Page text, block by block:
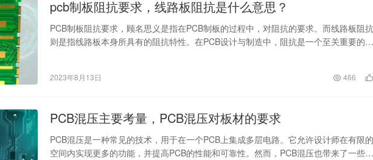
pcb制板阻抗要求，线路板阻抗是什么意思？
PCB制板阻抗要求，顾名思义是指在PCB制板的过程中，对阻抗的要求。而线路板阻抗
则是指线路板本身所具有的阻抗特性。在PCB设计与制造中，阻抗是一个至关重要的参
2023年8月13日 466
PCB混压主要考量，PCB混压对板材的要求
PCB混压是一种常见的技术，用于在一个PCB上集成多层电路。它允许设计师在有限的
空间内实现更多的功能，并提高PCB的性能和可靠性。然而，PCB混压也带来了一些考